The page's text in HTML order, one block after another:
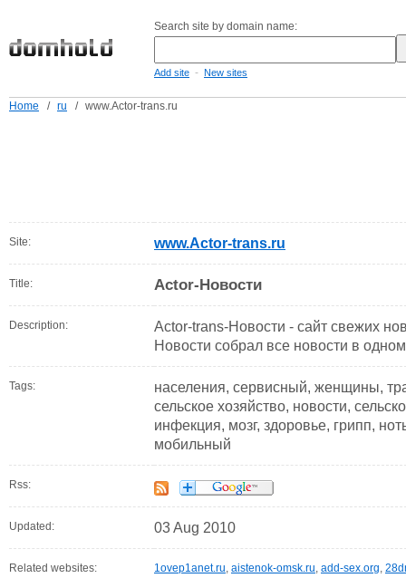
Search site by domain name:
Add site - New sites
Home / ru / www.Actor-trans.ru
Site: www.Actor-trans.ru
Title: Actor-Новости
Description:
Actor-trans-Новости - сайт свежих
Новости собрал все новости в
Tags:
населения, сервисный, женщины,
сельское хозяйство, новости,
инфекция, мозг, здоровье, грипп,
мобильный
Rss:
Updated: 03 Aug 2010
Related websites: 1ovep1anet.ru, aistenok-omsk.ru, add-sex.org,